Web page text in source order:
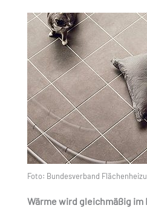
Foto: Bundesverband
Wärme wird gleichmäßig